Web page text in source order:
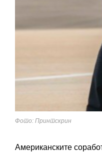
Фото: Принтскрин
Американските